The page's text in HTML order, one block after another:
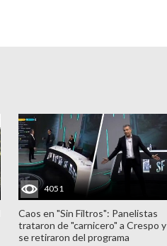
4051
Caos en "Sin Filtros": Panelistas
trataron de "carnicero" a Crespo y
se retiraron del programa